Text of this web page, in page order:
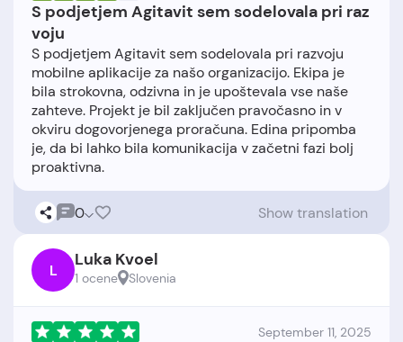
S podjetjem Agitavit sem sodelovala pri raz
voju
S podjetjem Agitavit sem sodelovala pri razvoju
mobilne aplikacije za našo organizacijo. Ekipa je
bila strokovna, odzivna in je upoštevala vse naše
zahteve. Projekt je bil zaključen pravočasno in v
okviru dogovorjenega proračuna. Edina pripomba
je, da bi lahko bila komunikacija v začetni fazi bolj
0 Show translation
L Luka Kvoel
1 ocene Slovenia
September 11, 2025